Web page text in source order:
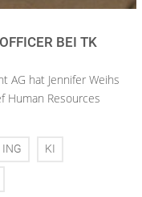
BEI TK
AG hat Jennifer Weihs
Human Resources
ING KI